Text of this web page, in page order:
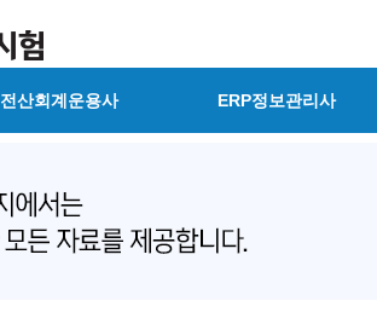
전산회계운용사 ERP정보관리사